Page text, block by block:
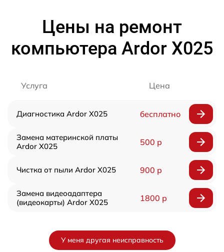
Цены на ремонт
компьютера Ardor X025
Услуга Цена
Диагностика Ardor X025 бесплатно
Замена материнской платы
Ardor X025
500 р
Чистка от пыли Ardor X025 900 р
Замена видеоадаптера
(видеокарты) Ardor X025
1800 р
У меня другая неисправность